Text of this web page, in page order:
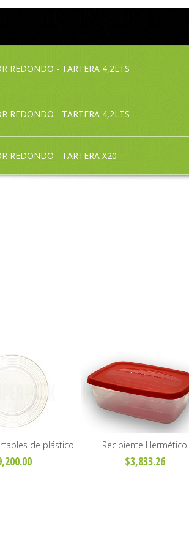
REDONDO - TARTERA 4,2LTS
REDONDO - TARTERA 4,2LTS
REDONDO - TARTERA X20
de plástico
17 cm y 22 cm
Recipiente Hermético
Rectangular 4,5 Litros
$3,833.26